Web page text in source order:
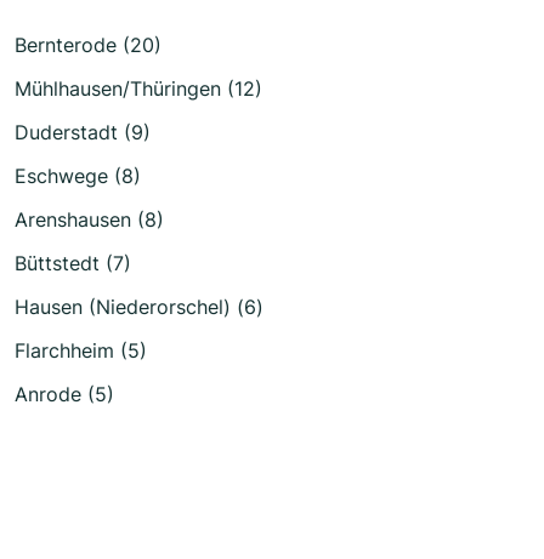
Bernterode (20)
Mühlhausen/Thüringen (12)
Duderstadt (9)
Eschwege (8)
Arenshausen (8)
Büttstedt (7)
Hausen (Niederorschel) (6)
Flarchheim (5)
Anrode (5)